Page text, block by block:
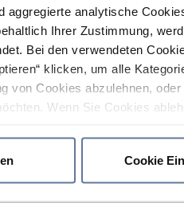
aggregierte analytische
Ihrer Zustimmung,
Bei den verwendeten
klicken, um alle
von Cookies abzulehnen,
Wenn Sie Cookies
Cookie